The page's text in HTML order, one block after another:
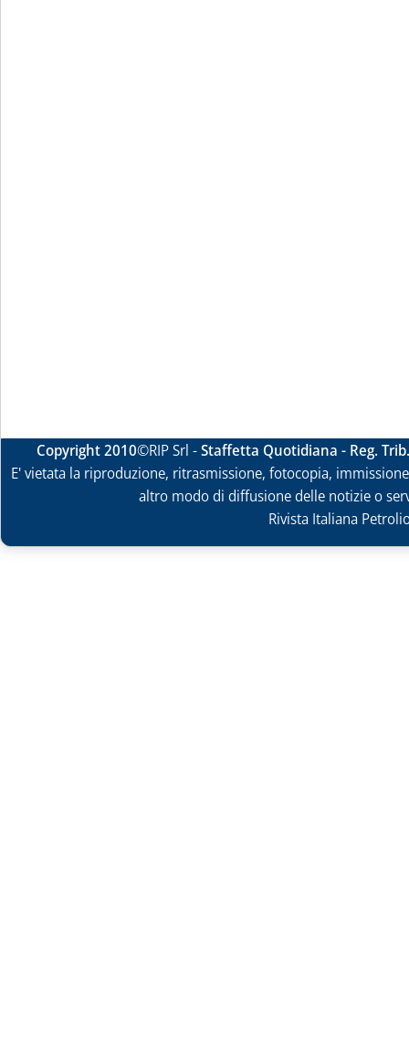
Copyright 2010©RIP Srl -Staffetta Quotidiana - Reg.
E' vietata la riproduzione, ritrasmissione, fotocopia,
altro modo di diffusione delle notizie o
Rivista Italiana